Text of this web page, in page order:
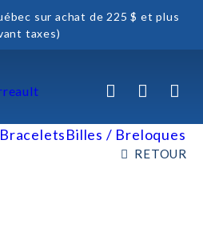
sur achat de 225 $ et plus
taxes)
BraceletsBilles / Breloques
RETOUR